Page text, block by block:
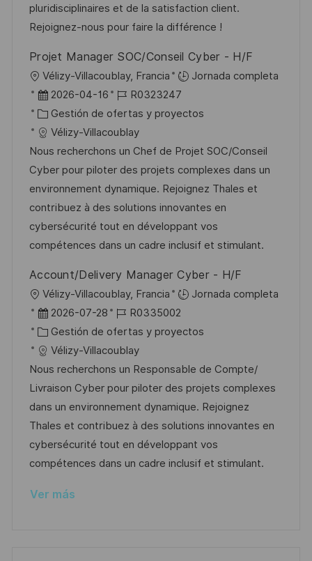
u
b
i
c
a
c
ó
n
e
o
í
a
pluridisciplinaires et de la satisfaction client.
Rejoignez-nous pour faire la différence !
Projet Manager SOC/Conseil Cyber - H/F
U
b
c
a
c
i
ó
n
Vélizy-Villacoublay, Francia
Jornada completa
F
e
c
h
a
d
e
p
u
l
i
c
a
c
i
ó
n
2026-04-16
I
D
d
e
e
m
p
l
e
R0323247
C
a
t
e
g
o
r
í
Gestión de ofertas y proyectos
Vélizy-Villacoublay
Nous recherchons un Chef de Projet SOC/Conseil
Cyber pour piloter des projets complexes dans un
environnement dynamique. Rejoignez Thales et
contribuez à des solutions innovantes en
cybersécurité tout en développant vos
compétences dans un cadre inclusif et stimulant.
Account/Delivery Manager Cyber - H/F
U
b
c
a
c
i
ó
n
Vélizy-Villacoublay, Francia
Jornada completa
F
e
c
h
a
d
e
p
u
l
2026-07-28
I
D
d
e
e
m
p
l
e
R0335002
C
a
t
e
g
o
r
í
Gestión de ofertas y proyectos
Vélizy-Villacoublay
Nous recherchons un Responsable de Compte/
Livraison Cyber pour piloter des projets complexes
dans un environnement dynamique. Rejoignez
Thales et contribuez à des solutions innovantes en
cybersécurité tout en développant vos
compétences dans un cadre inclusif et stimulant.
Ver más